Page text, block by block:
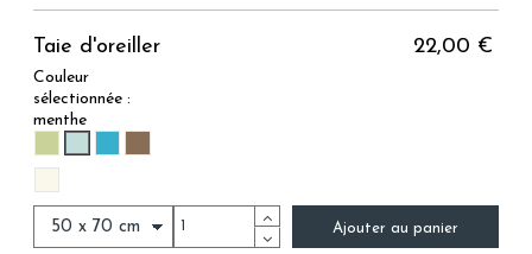
Taie d'oreiller 22,00 €
Couleur
sélectionnée :
menthe
Ajouter au panier